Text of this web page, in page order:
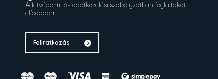
Adatvédelmi és adatkezelési szabályzatban foglaltakat
elfogadom.
Feliratkozás